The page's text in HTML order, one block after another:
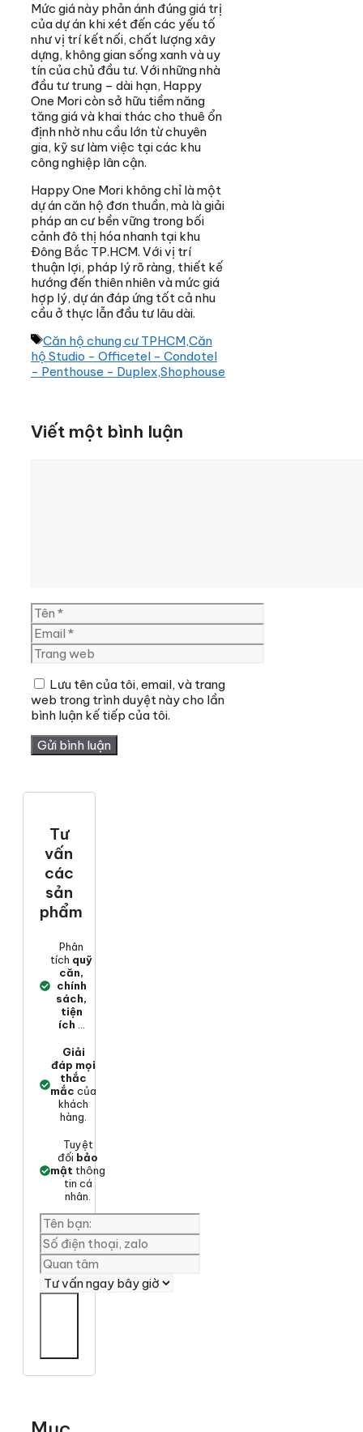
Mức giá này phản ánh đúng giá trị
của dự án khi xét đến các yếu tố
như vị trí kết nối, chất lượng xây
dựng, không gian sống xanh và uy
tín của chủ đầu tư. Với những nhà
đầu tư trung – dài hạn, Happy
One Mori còn sở hữu tiềm năng
tăng giá và khai thác cho thuê ổn
định nhờ nhu cầu lớn từ chuyên
gia, kỹ sư làm việc tại các khu
công nghiệp lân cận.
Happy One Mori không chỉ là một
dự án căn hộ đơn thuần, mà là giải
pháp an cư bền vững trong bối
cảnh đô thị hóa nhanh tại khu
Đông Bắc TP.HCM. Với vị trí
thuận lợi, pháp lý rõ ràng, thiết kế
hướng đến thiên nhiên và mức giá
hợp lý, dự án đáp ứng tốt cả nhu
cầu ở thực lẫn đầu tư lâu dài.
Thẻ
Căn hộ chung cư TPHCM,Căn
hộ Studio - Officetel - Condotel
- Penthouse - Duplex,Shophouse
Viết một bình luận
Tên
Email
Trang
web
Lưu tên của tôi, email, và trang
web trong trình duyệt này cho lần
bình luận kế tiếp của tôi.
Tư
vấn
các
sản
phẩm
Phân
tích quỹ
căn,
chính
sách,
tiện
ích
Giải
đáp mọi
thắc
mắc của
khách
hàng.
Tuyệt
đối bảo
mật thông
tin cá
nhân.